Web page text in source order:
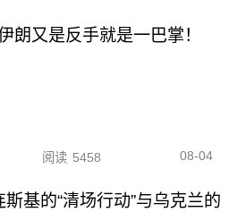
朗又是反手就是一巴掌！
阅读 5458 08-04
斯基的“清场行动”与乌克兰的